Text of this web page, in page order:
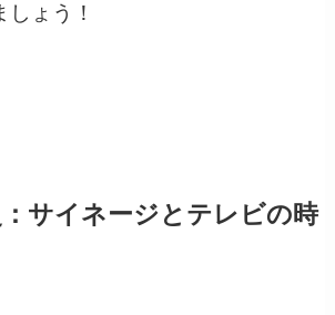
ょう！
サイネージとテレビの時